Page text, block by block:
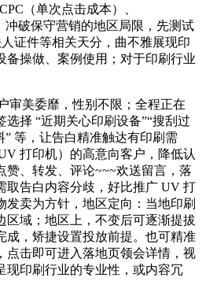
（单次点击成本）、
冲破保守营销的地区局限，先测试
证件等相关天分，曲不雅展现印
备操做、案例使用；对于印刷行业
美委靡，性别不限；全程正在
择 “近期关心印刷设备”“搜刮过
” 等，让告白精准触达有印刷需
打印机）的高意向客户，降低认
赞、转发、评论~~~欢送留言，落
取告白内容分歧，好比推广 UV 打
发卖为方针，地区定向：当地印刷
区域；地区上，不变后可逐渐提拔
成，矫捷设置投放前提。也可精准
点击即可进入落地页领会详情，视
现印刷行业的专业性，或内容冗